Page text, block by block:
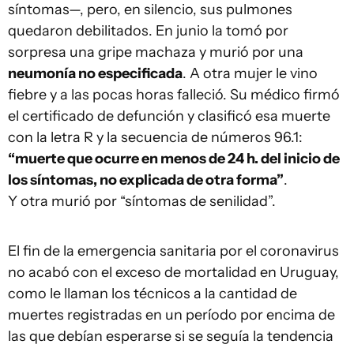
síntomas—, pero, en silencio, sus pulmones
quedaron debilitados. En junio la tomó por
sorpresa una gripe machaza y murió por una
neumonía no especificada. A otra mujer le vino
fiebre y a las pocas horas falleció. Su médico firmó
el certificado de defunción y clasificó esa muerte
con la letra R y la secuencia de números 96.1:
“muerte que ocurre en menos de 24 h. del inicio de
los síntomas, no explicada de otra forma”.
Y otra murió por “síntomas de senilidad”.
El fin de la emergencia sanitaria por el coronavirus
no acabó con el exceso de mortalidad en Uruguay,
como le llaman los técnicos a la cantidad de
muertes registradas en un período por encima de
las que debían esperarse si se seguía la tendencia